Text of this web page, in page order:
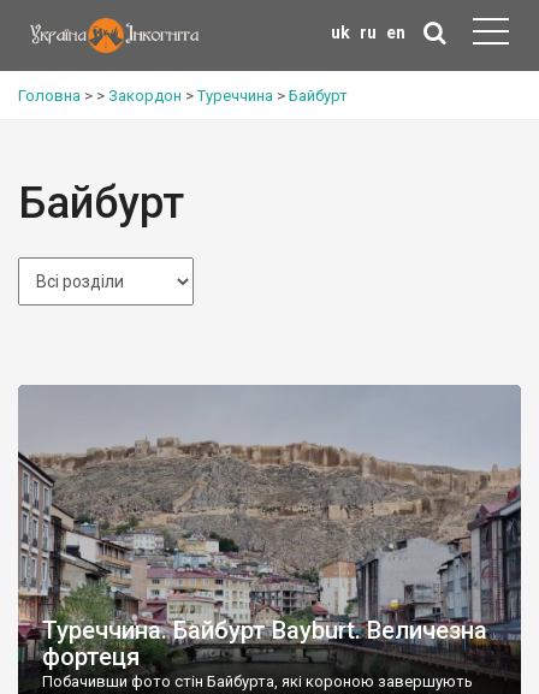
uk ru en
Головна > > Закордон >Туреччина > Байбурт
Байбурт
Туреччина. Байбурт Bayburt. Величезна
фортеця
Побачивши фото стін Байбурта, які короною завершують